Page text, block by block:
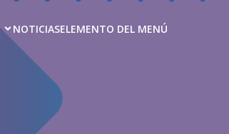
NOTICIASELEMENTO DEL MENÚ